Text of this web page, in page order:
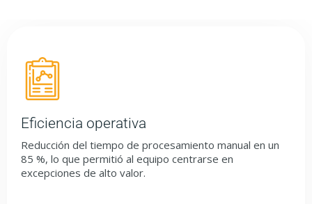
Eficiencia operativa
Reducción del tiempo de procesamiento manual en un
85 %, lo que permitió al equipo centrarse en
excepciones de alto valor.